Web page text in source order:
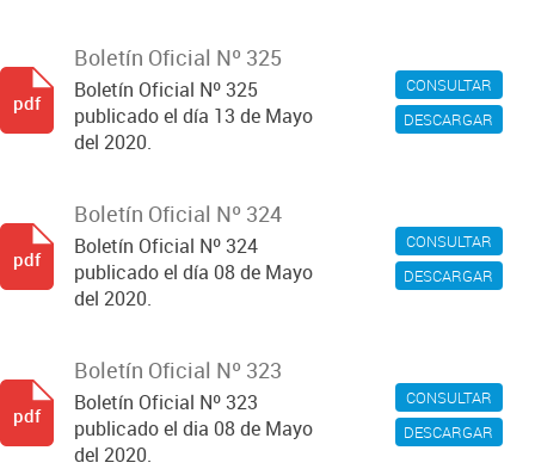
CONSULTAR
DESCARGAR
Boletín Oficial Nº 325
Boletín Oficial Nº 325
publicado el día 13 de Mayo
del 2020.
pdf
CONSULTAR
DESCARGAR
Boletín Oficial Nº 324
Boletín Oficial Nº 324
publicado el día 08 de Mayo
del 2020.
pdf
CONSULTAR
DESCARGAR
Boletín Oficial Nº 323
Boletín Oficial Nº 323
publicado el dia 08 de Mayo
del 2020.
pdf